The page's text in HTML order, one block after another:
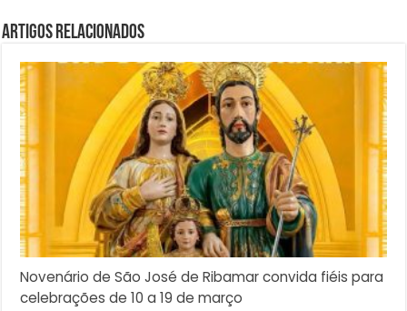
Artigos Relacionados
Novenário de São José de Ribamar convida fiéis para
celebrações de 10 a 19 de março